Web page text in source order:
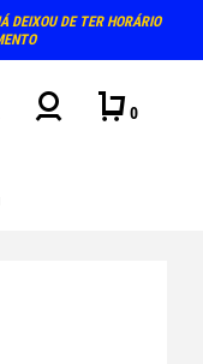
DEIXOU DE TER HORÁRIO
0